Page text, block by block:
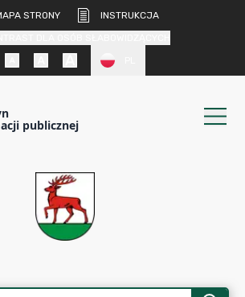
STRONY
INSTRUKCJA
publicznej